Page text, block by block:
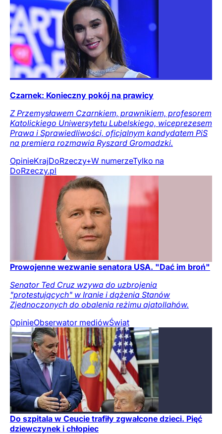
Czarnek: Konieczny pokój na prawicy
Z Przemysławem Czarnkiem, prawnikiem, profesorem
Katolickiego Uniwersytetu Lubelskiego, wiceprezesem
Prawa i Sprawiedliwości, oficjalnym kandydatem PiS
na premiera rozmawia Ryszard Gromadzki.
OpinieKrajDoRzeczy+W numerzeTylko na
DoRzeczy.pl
Prowojenne wezwanie senatora USA. "Dać im broń"
Senator Ted Cruz wzywa do uzbrojenia
"protestujących" w Iranie i dążenia Stanów
Zjednoczonych do obalenia reżimu ajatollahów.
OpinieObserwator mediówŚwiat
Do szpitala w Ceucie trafiły zgwałcone dzieci. Pięć
dziewczynek i chłopiec